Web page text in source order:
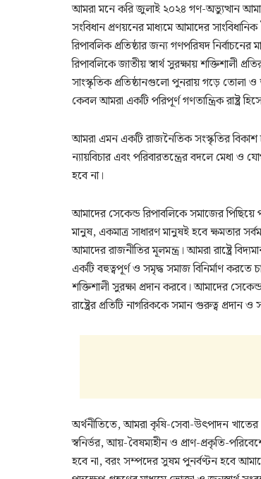
আমরা মনে করি জুলাই ২০২৪ গণ-অভ্যুত্থান
সংবিধান প্রণয়নের মাধ্যমে আমাদের
রিপাবলিক প্রতিষ্ঠার জন্য গণপরিষদ
রিপাবলিকে জাতীয় স্বার্থ সুরক্ষায় শক্তিশালী
সাংস্কৃতিক প্রতিষ্ঠানগুলো পুনরায় গড়ে তোলা
কেবল আমরা একটি পরিপূর্ণ গণতান্ত্রিক রাষ্ট্র
আমরা এমন একটি রাজনৈতিক সংস্কৃতির বিকাশ
ন্যায়বিচার এবং পরিবারতন্ত্রের বদলে মেধা ও
হবে না।
আমাদের সেকেন্ড রিপাবলিকে সমাজের
মানুষ, একমাত্র সাধারণ মানুষই হবে ক্ষমতার
আমাদের রাজনীতির মূলমন্ত্র। আমরা রাষ্ট্রে
একটি বহুত্বপূর্ণ ও সমৃদ্ধ সমাজ বিনির্মাণ
শক্তিশালী সুরক্ষা প্রদান করবে। আমাদের
রাষ্ট্রের প্রতিটি নাগরিককে সমান গুরুত্ব প্রদান ও
অর্থনীতিতে, আমরা কৃষি-সেবা-উৎপাদন
স্বনির্ভর, আয়-বৈষম্যহীন ও প্রাণ-প্রকৃতি-
হবে না, বরং সম্পদের সুষম পুনর্বণ্টন হবে